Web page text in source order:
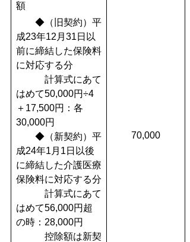
額
◆（旧契約）平
成23年12月31日以
前に締結した保険料
に対応する分
計算式にあて
はめて50,000円÷4
＋17,500円：各
30,000円
◆（新契約）平
成24年1月1日以後
に締結した介護医療
保険料に対応する分
計算式にあて
はめて56,000円超
の時：28,000円
控除額は新契
70,000